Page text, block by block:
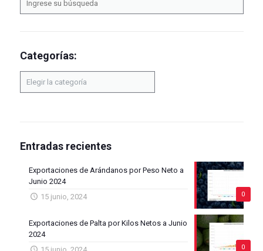
Categorías:
Entradas recientes
0
Exportaciones de Arándanos por Peso Neto a
Junio 2024
15 junio, 2024
0
Exportaciones de Palta por Kilos Netos a Junio
2024